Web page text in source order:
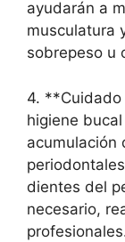
ayudarán a
musculatura
sobrepeso u
4.
higiene
acumulación
dientes del
necesario,